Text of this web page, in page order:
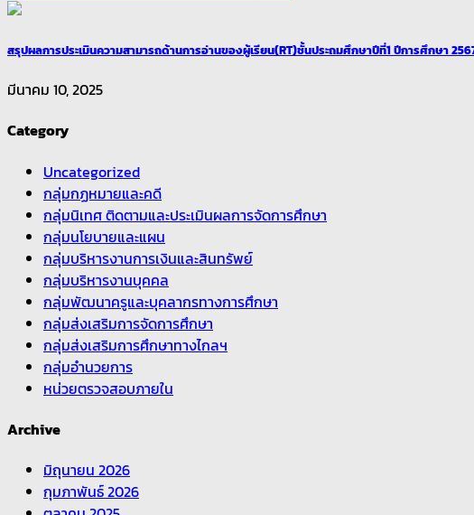
สรุปผลการประเมินความสามารถด้านการอ่านของผู้เรียน(RT)ชั้นประถมศึกษาปีที่1 ปีการศึกษา
มีนาคม 10, 2025
Category
Uncategorized
กลุ่มกฏหมายและคดี
กลุ่มนิเทศ ติดตามและประเมินผลการจัดการศึกษา
กลุ่มนโยบายและแผน
กลุ่มบริหารงานการเงินและสินทรัพย์
กลุ่มบริหารงานบุคคล
กลุ่มพัฒนาครูและบุคลากรทางการศึกษา
กลุ่มส่งเสริมการจัดการศึกษา
กลุ่มส่งเสริมการศึกษาทางไกลฯ
กลุ่มอำนวยการ
หน่วยตรวจสอบภายใน
Archive
มิถุนายน 2026
กุมภาพันธ์ 2026